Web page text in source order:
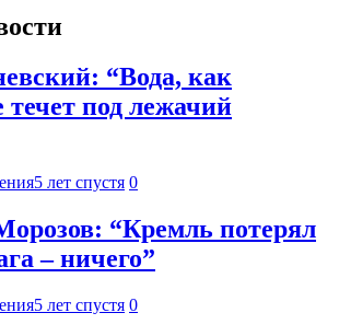
“Вода, как
течет под лежачий
5 лет спустя 0
“Кремль потерял
– ничего”
5 лет спустя 0